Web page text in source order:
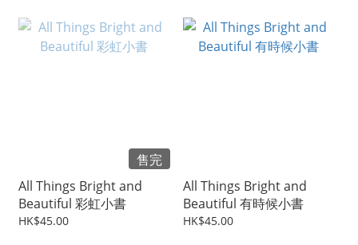
售完
All Things Bright and
Beautiful 彩虹小書
HK$45.00
All Things Bright and
Beautiful 有時候小書
HK$45.00